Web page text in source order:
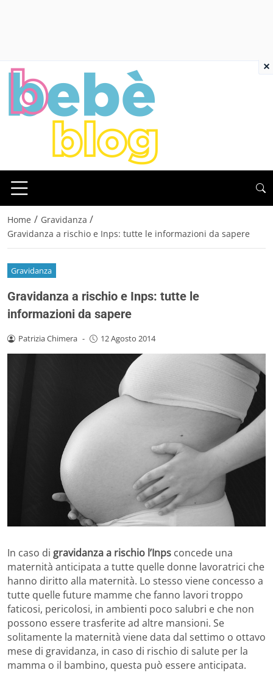
Home / Gravidanza /
Gravidanza a rischio e Inps: tutte le informazioni da sapere
Gravidanza
Gravidanza a rischio e Inps: tutte le
informazioni da sapere
Patrizia Chimera - 12 Agosto 2014
In caso di gravidanza a rischio l’Inps concede una
maternità anticipata a tutte quelle donne lavoratrici che
hanno diritto alla maternità. Lo stesso viene concesso a
tutte quelle future mamme che fanno lavori troppo
faticosi, pericolosi, in ambienti poco salubri e che non
possono essere trasferite ad altre mansioni. Se
solitamente la maternità viene data dal settimo o ottavo
mese di gravidanza, in caso di rischio di salute per la
mamma o il bambino, questa può essere anticipata.
×